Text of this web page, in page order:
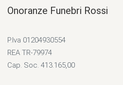
Onoranze Funebri Rossi
P.Iva 01204930554
REA TR-79974
Cap. Soc. 413.165,00